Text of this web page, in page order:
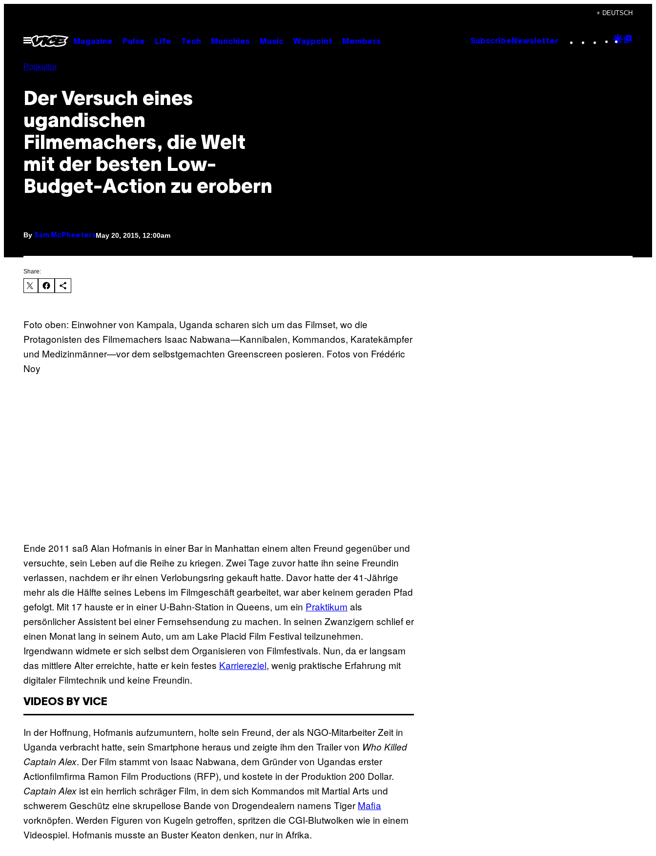
content
+ DEUTSCH
Open
Menu
Magazine Pulse Life Tech Munchies Music Waypoint Members Subscribe Newsletter Instagram
TikTok
YouTube
Google
Popkultur
Der Versuch eines
ugandischen
Filmemachers, die Welt
mit der besten Low-
Budget-Action zu erobern
By Sam McPheetersMay 20, 2015, 12:00am
Share:
Foto oben: Einwohner von Kampala, Uganda scharen sich um das Filmset, wo die
Protagonisten des Filmemachers Isaac Nabwana—Kannibalen, Kommandos, Karatekämpfer
und Medizinmänner—vor dem selbstgemachten Greenscreen posieren. Fotos von Frédéric
Noy
Ende 2011 saß Alan Hofmanis in einer Bar in Manhattan einem alten Freund gegenüber und
versuchte, sein Leben auf die Reihe zu kriegen. Zwei Tage zuvor hatte ihn seine Freundin
verlassen, nachdem er ihr einen Verlobungsring gekauft hatte. Davor hatte der 41-Jährige
mehr als die Hälfte seines Lebens im Filmgeschäft gearbeitet, war aber keinem geraden Pfad
gefolgt. Mit 17 hauste er in einer U-Bahn-Station in Queens, um ein Praktikum als
persönlicher Assistent bei einer Fernsehsendung zu machen. In seinen Zwanzigern schlief er
einen Monat lang in seinem Auto, um am Lake Placid Film Festival teilzunehmen.
Irgendwann widmete er sich selbst dem Organisieren von Filmfestivals. Nun, da er langsam
das mittlere Alter erreichte, hatte er kein festes Karriereziel, wenig praktische Erfahrung mit
digitaler Filmtechnik und keine Freundin.
VIDEOS BY VICE
In der Hoffnung, Hofmanis aufzumuntern, holte sein Freund, der als NGO-Mitarbeiter Zeit in
Uganda verbracht hatte, sein Smartphone heraus und zeigte ihm den Trailer von Who Killed
Captain Alex. Der Film stammt von Isaac Nabwana, dem Gründer von Ugandas erster
Actionfilmfirma Ramon Film Productions (RFP), und kostete in der Produktion 200 Dollar.
Captain Alex ist ein herrlich schräger Film, in dem sich Kommandos mit Martial Arts und
schwerem Geschütz eine skrupellose Bande von Drogendealern namens Tiger Mafia
vorknöpfen. Werden Figuren von Kugeln getroffen, spritzen die CGI-Blutwolken wie in einem
Videospiel. Hofmanis musste an Buster Keaton denken, nur in Afrika.